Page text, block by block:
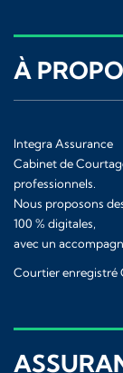
À
Integra Assurance
Cabinet de
professionnels.
Nous proposons
100 % digitales,
avec un
Courtier enregistré